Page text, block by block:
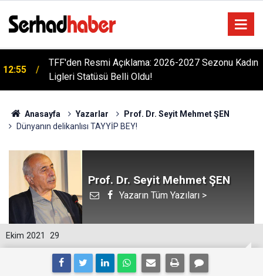
12:33
Bursa Çataltepe Sanayi Sitesi'nde 18 Yıllık Kriz:
ÇATSANDER'den Hukuk ve Adalet Çağrısı
Anasayfa Yazarlar
Prof. Dr. Seyit Mehmet ŞEN
Dünyanın delikanlısı TAYYİP BEY!
Prof. Dr. Seyit Mehmet ŞEN
Yazarın Tüm Yazıları >
29
Ekim 2021